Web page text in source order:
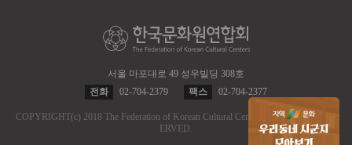
서울 마포대로 49 성우빌딩 308호
전화
02-704-2379 팩스 02-704-2377
COPYRIGHT(c) 2018 The Federation of Korean Cultural Centers.
ALL RIGHT RES
ERVED.